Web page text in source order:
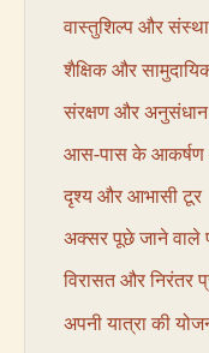
वास्तुशिल्प और
शैक्षिक और
संरक्षण और
आस-पास के आकर्षण
दृश्य और आभासी टूर
अक्सर पूछे जाने वाले
विरासत और निरंतर
अपनी यात्रा की